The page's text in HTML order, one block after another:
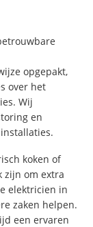
opgepakt,
over het
Wij
en
koken of
zijn om extra
elektricien in
zaken helpen.
een ervaren